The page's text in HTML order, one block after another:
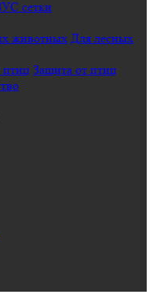
Для лесных
Защита от птиц